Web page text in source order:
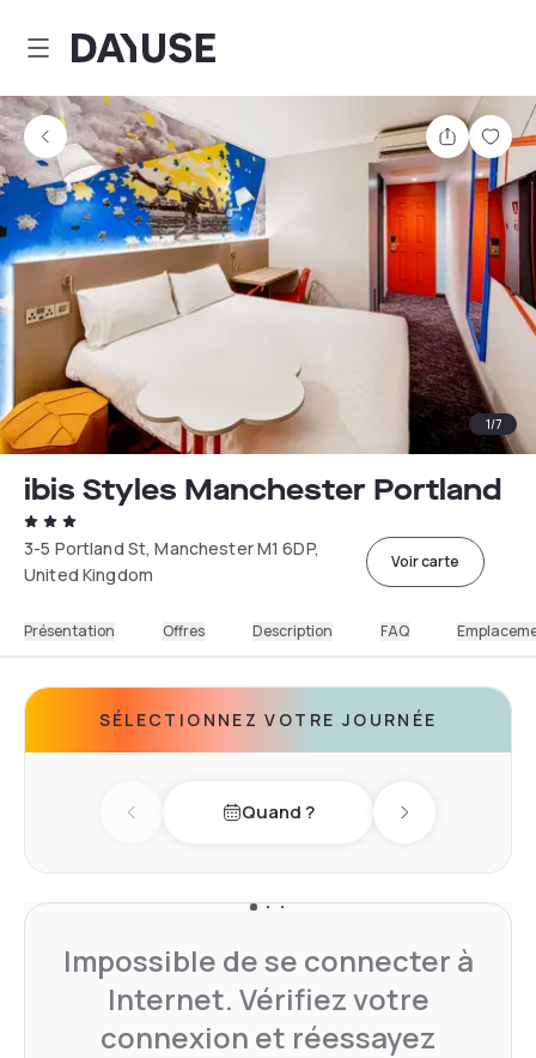
Dayuse
Partager
1/7
ibis Styles Manchester Portland
3-5 Portland St, Manchester M1 6DP,
United Kingdom
Voir carte
Présentation Offres Description FAQ
SÉLECTIONNEZ VOTRE JOURNÉE
Previous dayQuand ? Next day
Impossible de se connecter à
Internet. Vérifiez votre
connexion et réessayez